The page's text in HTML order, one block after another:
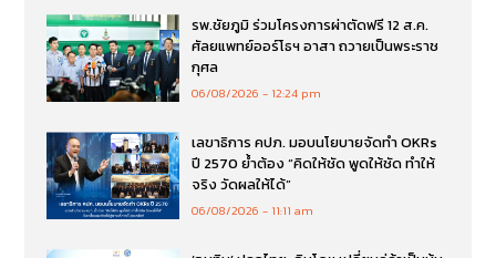
รพ.ชัยภูมิ ร่วมโครงการผ่าตัดฟรี 12 ส.ค.
ศัลยแพทย์ออร์โธฯ อาสา ถวายเป็นพระราช
กุศล
06/08/2026 12:24 pm
เลขาธิการ คปภ. มอบนโยบายจัดทำ OKRs
ปี 2570 ย้ำต้อง “คิดให้ชัด พูดให้ชัด ทำให้
จริง วัดผลให้ได้”
06/08/2026 11:11 am